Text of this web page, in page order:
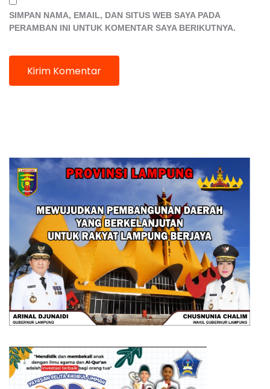
SIMPAN NAMA, EMAIL, DAN SITUS WEB SAYA PADA
PERAMBAN INI UNTUK KOMENTAR SAYA BERIKUTNYA.